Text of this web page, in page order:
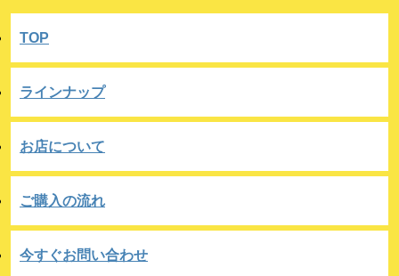
TOP
ラインナップ
お店について
ご購入の流れ
今すぐお問い合わせ